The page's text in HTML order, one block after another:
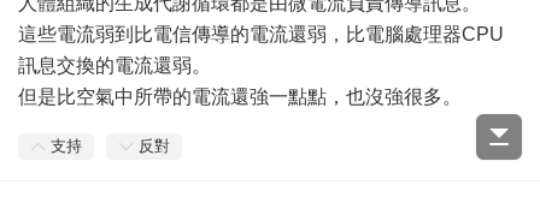
這些電流弱到比電信傳導的電流還弱，比電腦處理器CPU
訊息交換的電流還弱。
但是比空氣中所帶的電流還強一點點，也沒強很多。
支持 反對